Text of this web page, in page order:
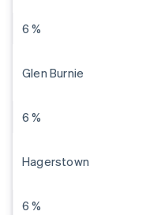
6 %
Glen Burnie
6 %
Hagerstown
6 %